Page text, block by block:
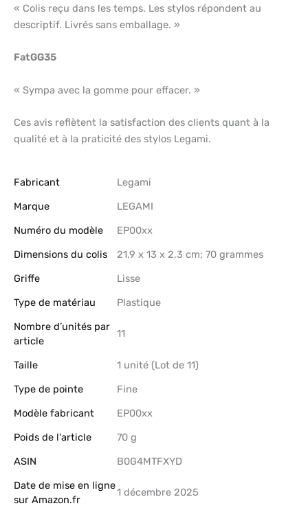
« Colis reçu dans les temps. Les stylos répondent au
descriptif. Livrés sans emballage. »
FatGG35
« Sympa avec la gomme pour effacer. »
Ces avis reflètent la satisfaction des clients quant à la
qualité et à la praticité des stylos Legami.
Fabricant
‎Legami
Marque
‎LEGAMI
Numéro du modèle
‎EP00xx
Dimensions du colis
‎21,9 x 13 x 2,3 cm; 70 grammes
Griffe
‎Lisse
Type de matériau
‎Plastique
Nombre d’unités par
article
‎11
Taille
‎1 unité (Lot de 11)
Type de pointe
‎Fine
Modèle fabricant
‎EP00xx
Poids de l'article
‎70 g
ASIN
B0G4MTFXYD
Date de mise en ligne
sur Amazon.fr
1 décembre 2025